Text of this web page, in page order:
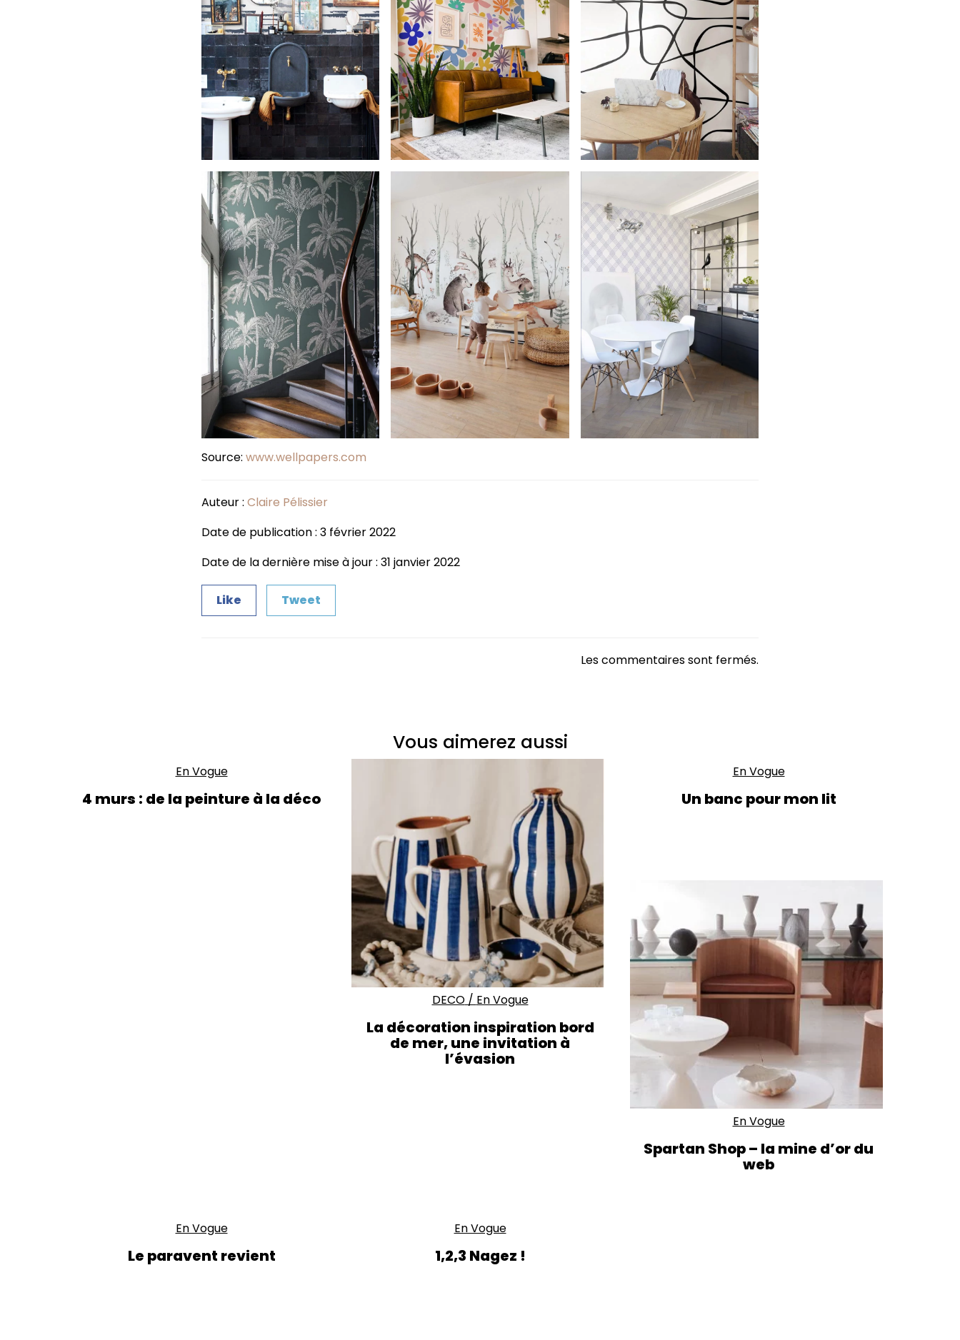
Source: www.wellpapers.com
Auteur : Claire Pélissier
Date de publication : 3 février 2022
Date de la dernière mise à jour : 31 janvier 2022
Like Tweet
Les commentaires sont fermés.
Vous aimerez aussi
En Vogue
4 murs : de la peinture à la déco
DECO/ En Vogue
La décoration inspiration bord
de mer, une invitation à
l’évasion
En Vogue
Un banc pour mon lit
En Vogue
Spartan Shop – la mine d’or du
web
En Vogue
Le paravent revient
En Vogue
1,2,3 Nagez !